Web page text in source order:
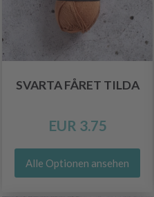
SVARTA FÅRET TILDA
EUR 3.75
Alle Optionen ansehen